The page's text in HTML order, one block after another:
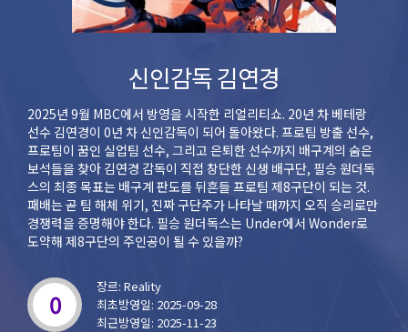
신인감독 김연경
2025년 9월 MBC에서 방영을 시작한 리얼리티쇼. 20년 차 베테랑
선수 김연경이 0년 차 신인감독이 되어 돌아왔다. 프로팀 방출 선수,
프로팀이 꿈인 실업팀 선수, 그리고 은퇴한 선수까지 배구계의 숨은
보석들을 찾아 김연경 감독이 직접 창단한 신생 배구단, 필승 원더독
스의 최종 목표는 배구계 판도를 뒤흔들 프로팀 제8구단이 되는 것.
패배는 곧 팀 해체 위기, 진짜 구단주가 나타날 때까지 오직 승리로만
경쟁력을 증명해야 한다. 필승 원더독스는 Under에서 Wonder로
도약해 제8구단의 주인공이 될 수 있을까?
0
장르: Reality
최초방영일: 2025-09-28
최근방영일: 2025-11-23